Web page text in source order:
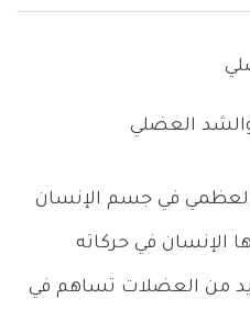
العضلي
العظمي في جسم الإنسان
الإنسان في حركاته
من العضلات تساهم في